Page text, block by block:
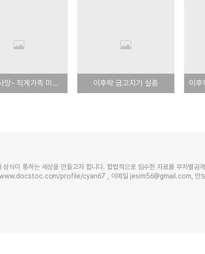
이후락 사망- 직계가족 미국부동산 '상상초월' 최소 3천만달러 상회 이후락 금고지기 실종
식이 통하는 세상을 만들고자 합니다. 합법적으로 입수한 자료를 무차별공
www.docstoc.com/profile/cyan67 , 이메일 jesim56@gmail.com, 안보